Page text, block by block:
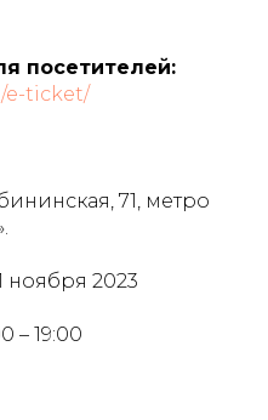
посетителей:
e-ticket/
71, метро
ноября 2023
– 19:00